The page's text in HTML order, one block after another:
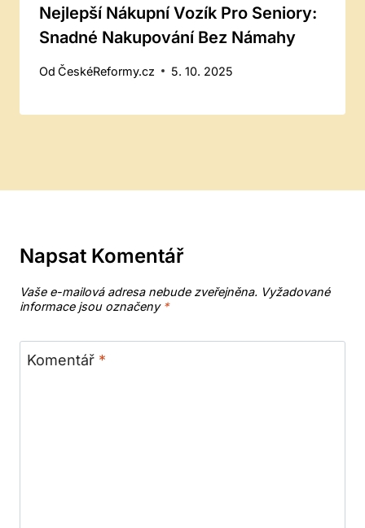
Nejlepší Nákupní Vozík Pro Seniory:
Snadné Nakupování Bez Námahy
Od ČeskéReformy.cz 5. 10. 2025
Napsat Komentář
Vaše e-mailová adresa nebude zveřejněna. Vyžadované
informace jsou označeny *
Komentář *